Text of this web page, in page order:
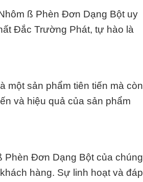
ß Phèn Đơn Dạng Bột uy
Đắc Trường Phát, tự hào là
một sản phẩm tiên tiến mà còn
và hiệu quả của sản phẩm
Phèn Đơn Dạng Bột của chúng
hàng. Sự linh hoạt và đáp